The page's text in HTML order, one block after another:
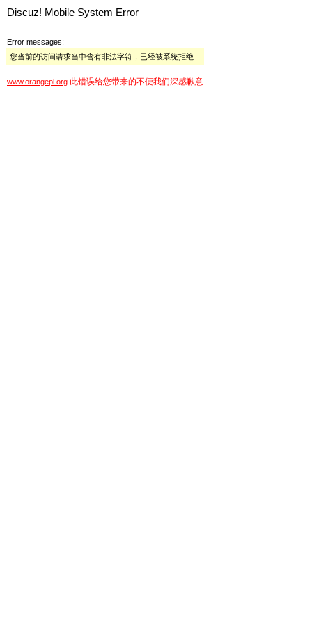
Discuz! Mobile System Error
Error messages:
您当前的访问请求当中含有非法字符，已经被系统拒绝
www.orangepi.org 此错误给您带来的不便我们深感歉意